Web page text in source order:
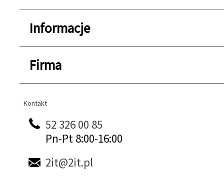
Informacje
Firma
Kontakt
Kontakt
52 326 00 85
Pn-Pt 8:00-16:00
2it@2it.pl